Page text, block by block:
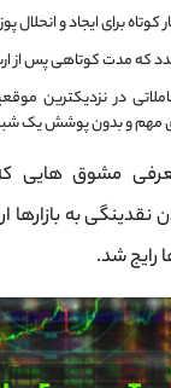
کوتاه برای ایجاد و انحلال
که مدت کوتاهی پس از
در نزدیکترین
مهم و بدون پوشش یک
معرفی مشوق هایی
به بازارها
رایج شد.